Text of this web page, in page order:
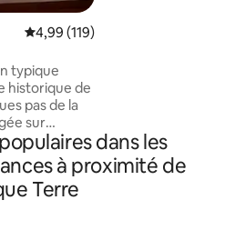
Évaluation moyenne sur la
4,99 (119)
de
pas de la
sur
en
cuisine à
d’un
deux chambres.
0397
dans les
à proximité de
Terre